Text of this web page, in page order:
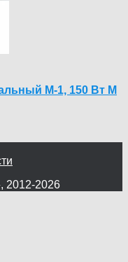
М-1, 150 Вт М
2026